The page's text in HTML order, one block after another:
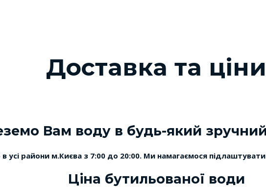
Доставка та ціни
Вам воду в будь-який
усі райони м.Києва з 7:00 до 20:00. Ми намагаємося
Ціна бутильованої води